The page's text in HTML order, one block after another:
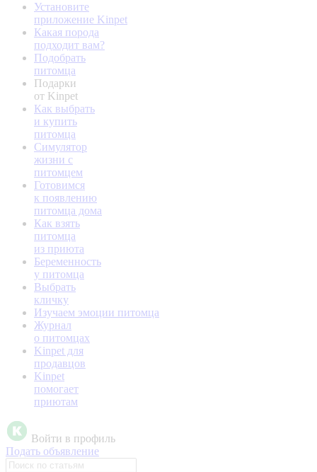
Установите
приложение Kinpet
Какая порода
подходит вам?
Подобрать
питомца
Подарки
от Kinpet
Как выбрать
и купить
питомца
Симулятор
жизни с
питомцем
Готовимся
к появлению
питомца дома
Как взять
питомца
из приюта
Беременность
у питомца
Выбрать
кличку
Изучаем эмоции питомца
Журнал
о питомцах
Kinpet для
продавцов
Kinpet
помогает
приютам
Войти в профиль
Подать объявление